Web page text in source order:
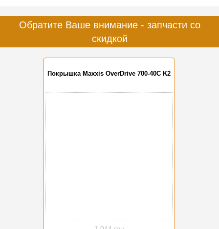
Обратите Ваше внимание - запчасти со
скидкой
Покрышка Maxxis OverDrive 700-40C K2